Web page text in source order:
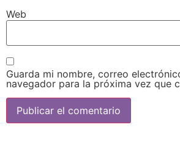
Web
Guarda mi nombre, correo
navegador para la próxima vez que